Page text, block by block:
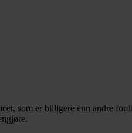
som er billigere enn andre